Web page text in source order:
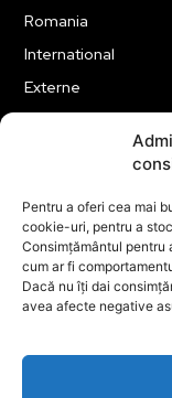
Pentru a oferi cea mai
cookie-uri, pentru a
Consimțământul pentru
cum ar fi
Dacă nu îți dai
avea afecte negative
Romania
International
Externe
Financiar
ABUZURI
Social
Cultura